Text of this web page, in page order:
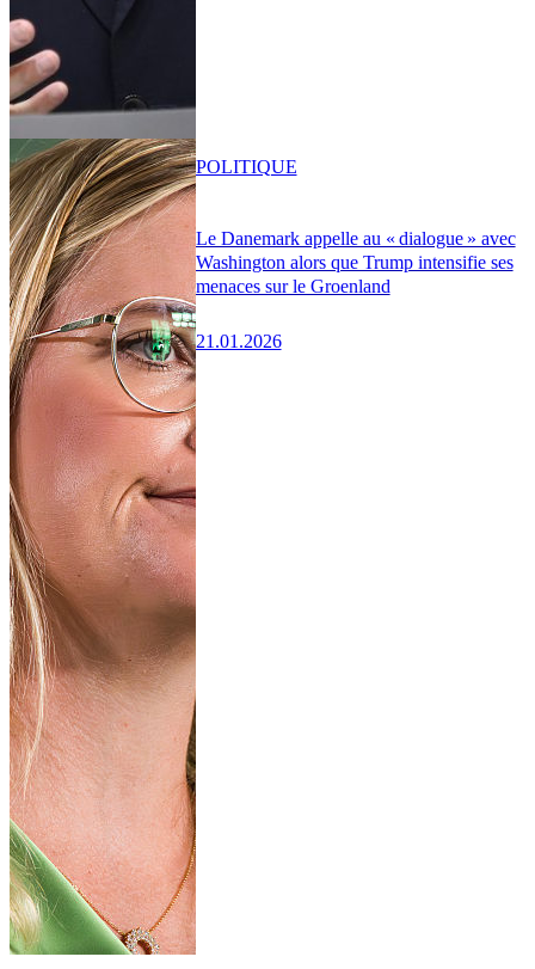
Le Danemark appelle au « dialogue » avec
Washington alors que Trump intensifie ses
menaces sur le Groenland
21.01.2026
POLITIQUE